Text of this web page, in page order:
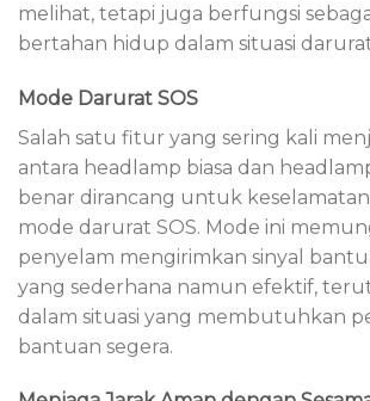
melihat, tetapi juga berfungsi
bertahan hidup dalam situasi
Mode Darurat SOS
Salah satu fitur yang sering kali
antara headlamp biasa dan
benar dirancang untuk
mode darurat SOS. Mode ini
penyelam mengirimkan sinyal
yang sederhana namun efektif,
dalam situasi yang membutuhkan
bantuan segera.